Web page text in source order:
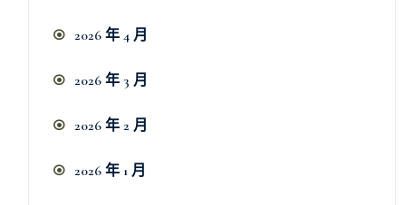
2026 年 4 月
2026 年 3 月
2026 年 2 月
2026 年 1 月